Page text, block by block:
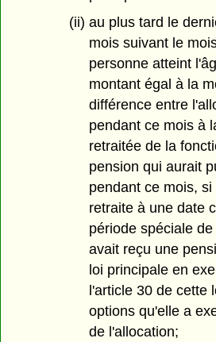
(ii) au plus tard le
mois suivant le
personne atteint
montant égal à la
différence entre
pendant ce mois à
retraitée de la
pension qui aurait
pendant ce mois,
retraite à une date
période spéciale
avait reçu une
loi principale en
l'article 30 de cette
options qu'elle a
de l'allocation;